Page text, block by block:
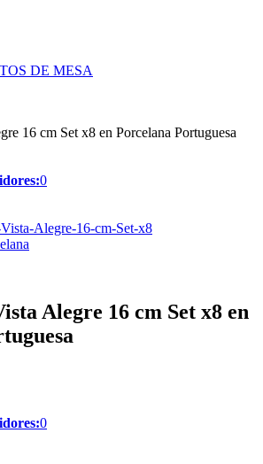
DE MESA
16 cm Set x8 en Porcelana Portuguesa
0
Alegre 16 cm Set x8 en
0